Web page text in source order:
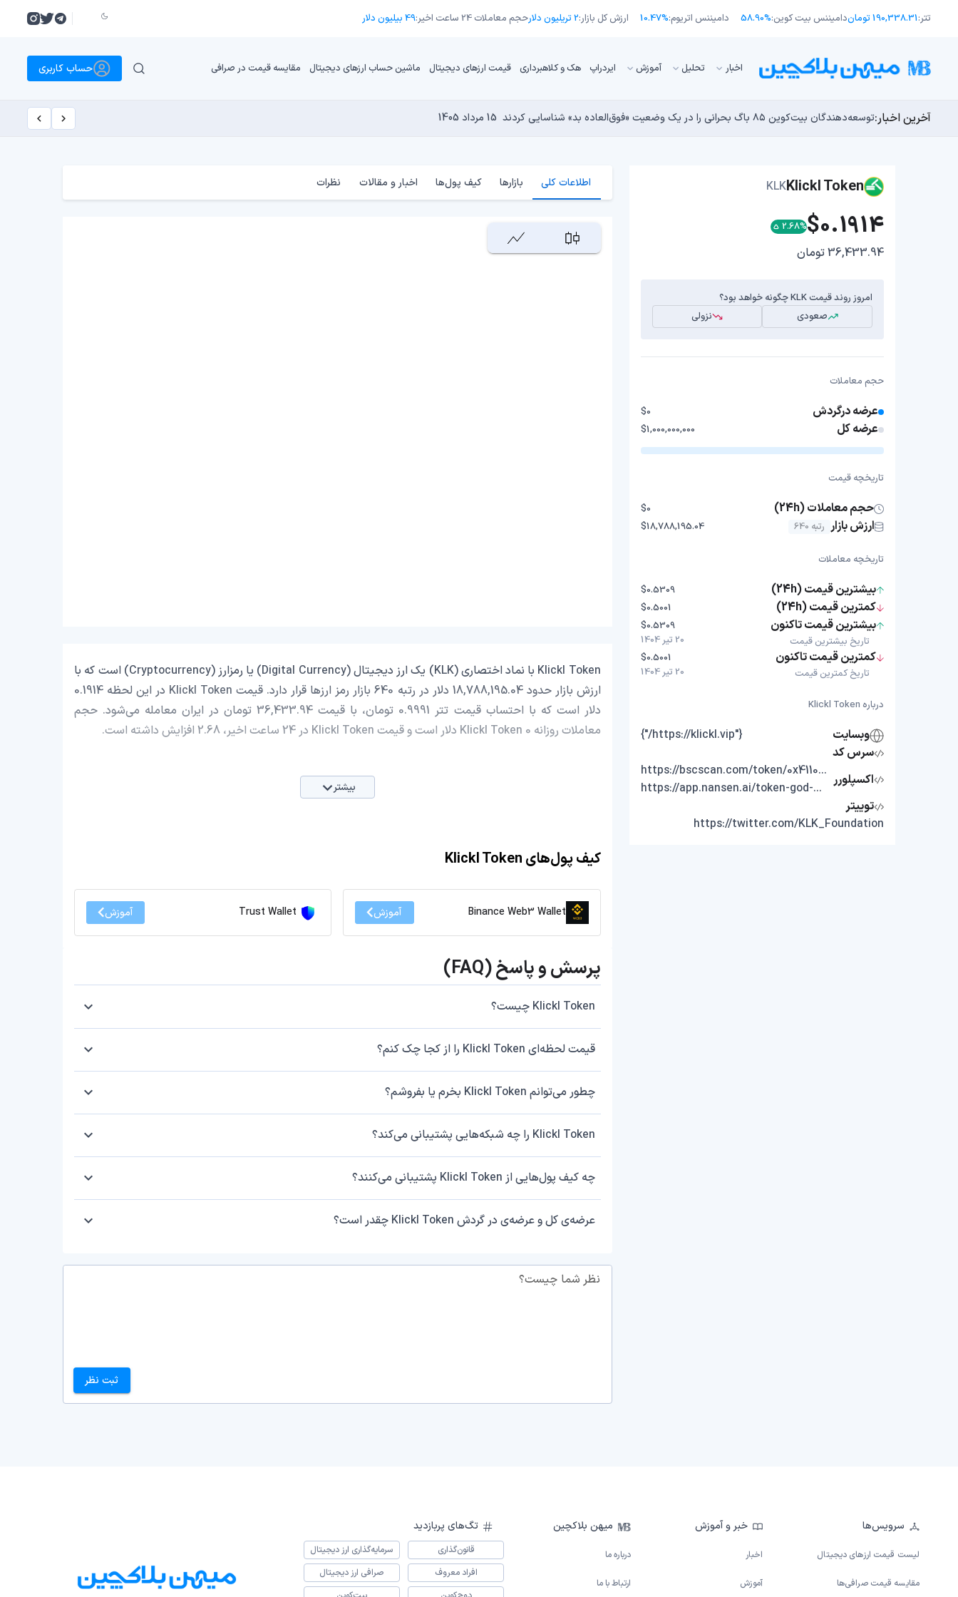
تتر:190,338.31 تومان دامیننس بیت کوین:58.90% دامیننس اتریوم:10.47% ارزش کل بازار:2 تریلیون دلار حجم معاملات 24 ساعت اخیر: 49 بیلیون دلار
اﺧﺒﺎر تحلیل آموزش ایردراپ هک و کلاهبرداری قیمت ارزهای دیجیتال ماشین حساب ارزهای دیجیتال مقایسه قیمت در صرافی حساب کاربری
آخرین اخبار:توسعه‌دهندگان بیت‌کوین ۸۵ باگ بحرانی را در یک وضعیت «فوق‌العاده بد» شناسایی کردند 15 مرداد 1405 اوج‌گیری طلا با تقاضای چین؛ چرا قیمت بیت کوین در ۶۴ هزار دلار درجا می‌زند؟ 15 مرداد 1405
بدترین نمودار برای گاوهای بیت کوین؛ آیا دوران رالی‌های نجومی به پایان رسیده است؟ 14 مرداد 1405 انتقال ۶۶ میلیون دلاری بیت کوین توسط مایکرواستراتژی؛ آیا فشار فروش جدیدی در راه است؟ 14 مرداد 1405 یک نقشه راه کوانتومی، بیت‌کوین را بسیار بالاتر خواهد برد 13 مرداد 1405
Klickl Token
KLK
$0.1914
2.68%
36,433.94 تومان
امروز روند قیمت KLK چگونه خواهد بود؟
صعودی
نزولی
حجم معاملات
عرضه درگردش $0
عرضه کل $1,000,000,000
تاریخچه قیمت
حجم معاملات (24h) $0
ارزش بازار رتبه 640 $18,788,195.04
تاریخچه معاملات
بیشترین قیمت (24h) $0.5309
کمترین قیمت (24h) $0.5001
بیشترین قیمت تاکنون
تاریخ بیشترین قیمت
$0.5309
20 تیر 1404
کمترین قیمت تاکنون
تاریخ کمترین قیمت
$0.5001
20 تیر 1404
درباره Klickl Token
وبسایت
{"https://klickl.vip/"}
سرس کد
اکسپلورر
https://bscscan.com/token/0x411049c6046be1be13ce80262fca723cccb67798
https://app.nansen.ai/token-god-mode?chain=bnb&tab=transactions&tokenAddress=0x411049c6046be1be13ce80262fca723cccb67798
توییتر
https://twitter.com/KLK_Foundation
اطلاعات کلی بازارها کیف پول‌ها اخبار و مقالات نظرات
Klickl Token با نماد اختصاری (KLK) یک ارز دیجیتال (Digital Currency) یا رمزارز (Cryptocurrency) است که با
ارزش بازار حدود 18,788,195.04 دلار در رتبه 640 بازار رمز ارزها قرار دارد. قیمت Klickl Token در این لحظه 0.1914
دلار است که با احتساب قیمت تتر 0.9991 تومان، با قیمت 36,433.94 تومان در ایران معامله می‌شود. حجم
معاملات روزانه Klickl Token 0 دلار است و قیمت Klickl Token در 24 ساعت اخیر، 2.68 افزایش داشته است.
بیشتر
کیف پول‌های Klickl Token
Binance Web3 Wallet آموزش Trust Wallet آموزش
پرسش و پاسخ (FAQ)
Klickl Token چیست؟
قیمت لحظه‌ای Klickl Token را از کجا چک کنم؟
چطور می‌توانم Klickl Token بخرم یا بفروشم؟
Klickl Token را چه شبکه‌هایی پشتیبانی می‌کند؟
چه کیف پول‌هایی از Klickl Token پشتیبانی می‌کنند؟
عرضه‌ی کل و عرضه‌ی در گردش Klickl Token چقدر است؟
نظر شما چیست؟
ثبت نظر
سرویس‌ها
لیست قیمت ارزهای دیجیتال
مقایسه قیمت صرافی‌ها
خبر و آموزش
اخبار
آموزش
میهن بلاکچین
درباره ما
ارتباط با ما
تگ‌های پربازدید
قانون‌گذاری
سرمایه‌گذاری ارز دیجیتال
افراد معروف
صرافی ارز دیجیتال